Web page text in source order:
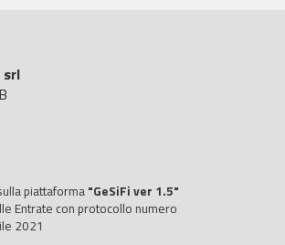
srl
piattaforma "GeSiFi ver 1.5"
Entrate con protocollo numero
2021